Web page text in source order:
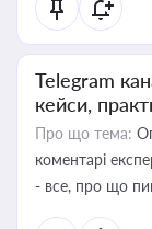
Telegram
кейси,
Про що тема:
коментарі
- все, про що